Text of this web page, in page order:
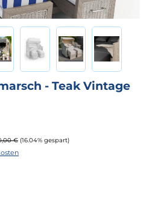
- Teak Vintage
Preis:
€ (16.04% gespart)